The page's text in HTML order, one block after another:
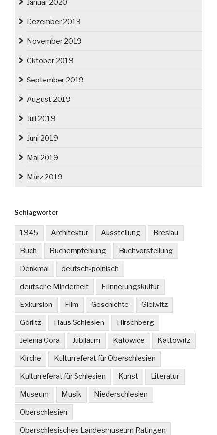
Januar 2020
Dezember 2019
November 2019
Oktober 2019
September 2019
August 2019
Juli 2019
Juni 2019
Mai 2019
März 2019
Schlagwörter
1945 Architektur Ausstellung Breslau
Buch Buchempfehlung Buchvorstellung
Denkmal deutsch-polnisch
deutsche Minderheit Erinnerungskultur
Exkursion Film Geschichte Gleiwitz
Görlitz Haus Schlesien Hirschberg
Jelenia Góra Jubiläum Katowice Kattowitz
Kirche Kulturreferat für Oberschlesien
Kulturreferat für Schlesien Kunst Literatur
Museum Musik Niederschlesien
Oberschlesien
Oberschlesisches Landesmuseum Ratingen